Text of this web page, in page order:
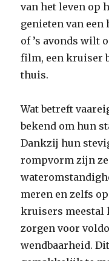
van het leven op
genieten van
of ’s avonds wilt
film, een kruiser
thuis.
Wat betreft
bekend om hun
Dankzij hun
rompvorm zijn
meren en zelfs
kruisers meestal
zorgen voor
wendbaarheid.